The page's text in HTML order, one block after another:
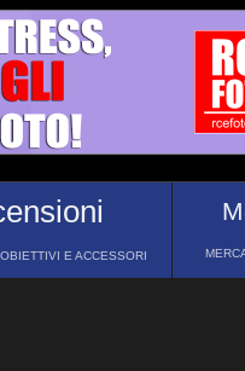
E ACCESSORI